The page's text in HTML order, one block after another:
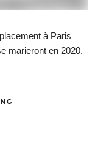
à Paris
marieront en 2020.